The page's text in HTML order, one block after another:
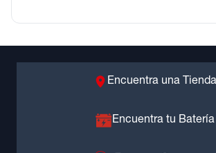
Encuentra una Tienda
Encuentra tu Batería